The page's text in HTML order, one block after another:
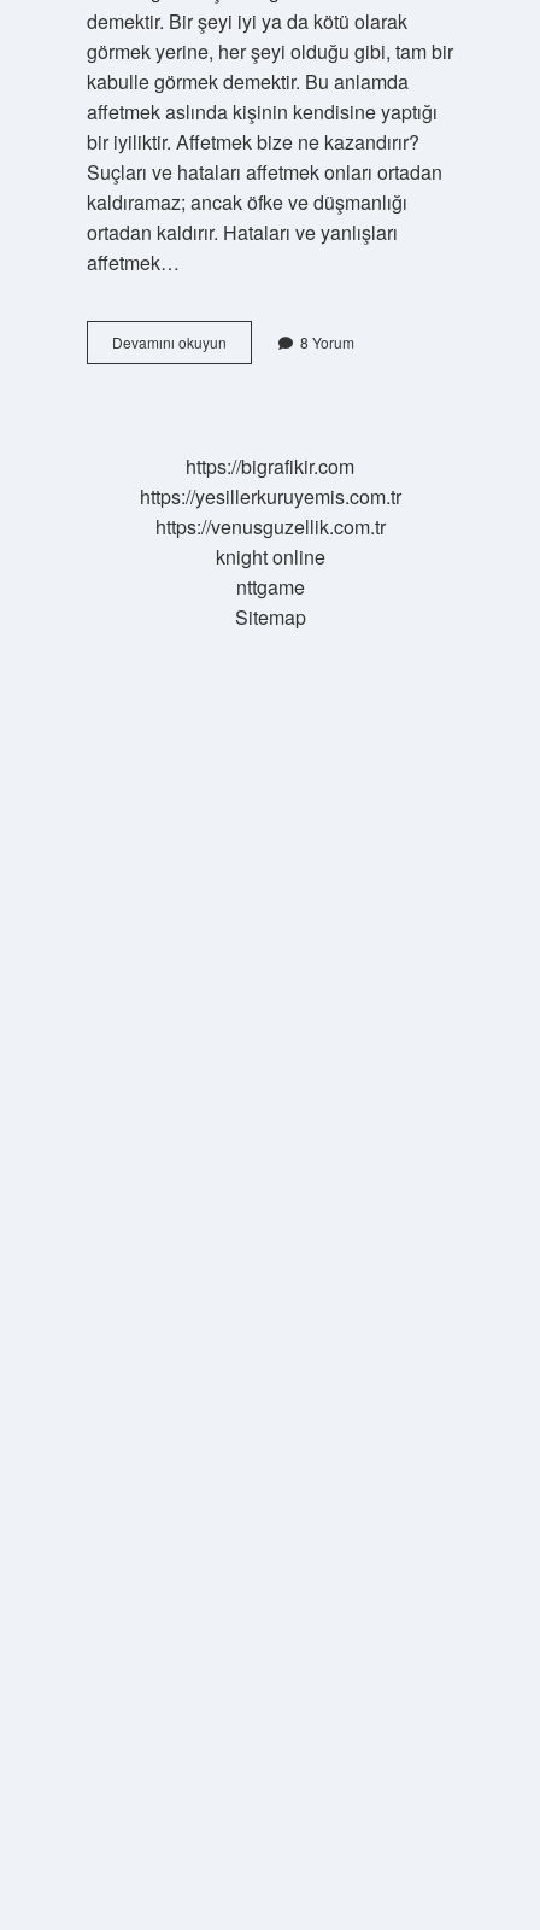
demektir. Bir şeyi iyi ya da kötü olarak
görmek yerine, her şeyi olduğu gibi, tam bir
kabulle görmek demektir. Bu anlamda
affetmek aslında kişinin kendisine yaptığı
bir iyiliktir. Affetmek bize ne kazandırır?
Suçları ve hataları affetmek onları ortadan
kaldıramaz; ancak öfke ve düşmanlığı
ortadan kaldırır. Hataları ve yanlışları
affetmek…
Devamını okuyunPsikolojide
Affetmek
8 Yorum
https://bigrafikir.com
https://yesillerkuruyemis.com.tr
https://venusguzellik.com.tr
knight online
nttgame
Sitemap